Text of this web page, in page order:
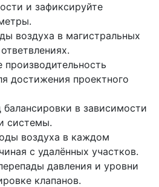
и зафиксируйте
воздуха в магистральных
производительность
достижения проектного
в зависимости
системы.
воздуха в каждом
с удалённых участков.
давления и уровни
клапанов.